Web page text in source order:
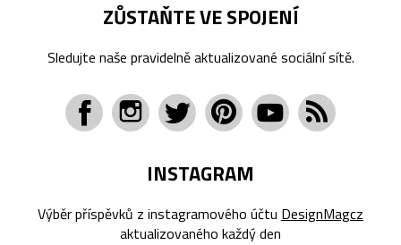
ZŮSTAŇTE VE SPOJENÍ
Sledujte naše pravidelně aktualizované sociální sítě.
INSTAGRAM
Výběr příspěvků z instagramového účtu DesignMagcz
aktualizovaného každý den